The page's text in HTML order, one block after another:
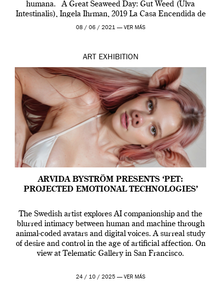
humana. A Great Seaweed Day: Gut Weed (Ulva
Intestinalis), Ingela Ihrman, 2019 La Casa Encendida de
Madrid y la Wellcome […]
08 / 06 / 2021 — VER MÁS
ART EXHIBITION
ARVIDA BYSTRÖM PRESENTS ‘PET:
PROJECTED EMOTIONAL TECHNOLOGIES’
The Swedish artist explores AI companionship and the
blurred intimacy between human and machine through
animal-coded avatars and digital voices. A surreal study
of desire and control in the age of artificial affection. On
view at Telematic Gallery in San Francisco.
24 / 10 / 2025 — VER MÁS